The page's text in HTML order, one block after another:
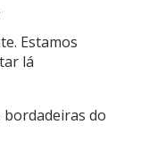
Estamos
lá
do